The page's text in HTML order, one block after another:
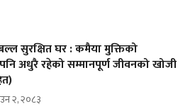
सुरक्षित घर : कमैया मुक्तिको
अधुरै रहेको सम्मानपूर्ण जीवनको खोजी
२, २०८३